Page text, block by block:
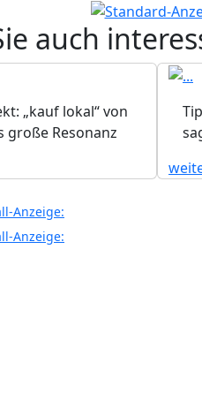
auch
„kauf lokal“ von
große Resonanz